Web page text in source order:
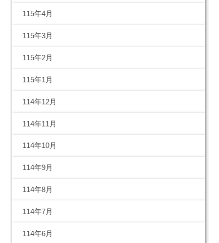
115年4月
115年3月
115年2月
115年1月
114年12月
114年11月
114年10月
114年9月
114年8月
114年7月
114年6月